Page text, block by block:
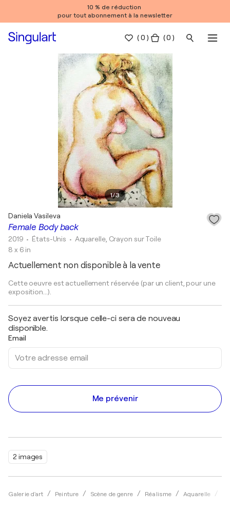
10 % de réduction
pour tout abonnement à la newsletter
(0 ) ( 0 )
1/3
2 images
Galerie d'art Peinture Scène de genre Réalisme Aquarelle
Female Body back
Daniela Vasileva
2019 • États-Unis • Aquarelle, Crayon sur Toile
8 x 6 in
Actuellement non disponible à la vente
Cette oeuvre est actuellement réservée (par un client, pour une
exposition...).
Soyez avertis lorsque celle-ci sera de nouveau
disponible.
Email
Me prévenir